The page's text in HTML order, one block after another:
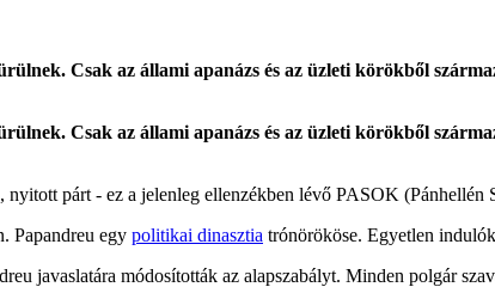
Csak az állami apanázs és az üzleti körökből
Csak az állami apanázs és az üzleti körökből
párt - ez a jelenleg ellenzékben lévő PASOK (Pánhellén
Papandreu egy politikai dinasztia trónörököse. Egyetlen
javaslatára módosították az alapszabályt. Minden polgár